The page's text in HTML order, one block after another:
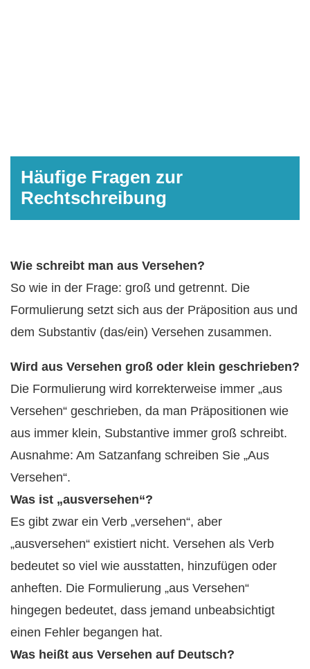
Häufige Fragen zur
Rechtschreibung
Wie schreibt man aus Versehen?
So wie in der Frage: groß und getrennt. Die
Formulierung setzt sich aus der Präposition aus und
dem Substantiv (das/ein) Versehen zusammen.
Wird aus Versehen groß oder klein geschrieben?
Die Formulierung wird korrekterweise immer „aus
Versehen“ geschrieben, da man Präpositionen wie
aus immer klein, Substantive immer groß schreibt.
Ausnahme: Am Satzanfang schreiben Sie „Aus
Versehen“.
Was ist „ausversehen“?
Es gibt zwar ein Verb „versehen“, aber
„ausversehen“ existiert nicht. Versehen als Verb
bedeutet so viel wie ausstatten, hinzufügen oder
anheften. Die Formulierung „aus Versehen“
hingegen bedeutet, dass jemand unbeabsichtigt
einen Fehler begangen hat.
Was heißt aus Versehen auf Deutsch?